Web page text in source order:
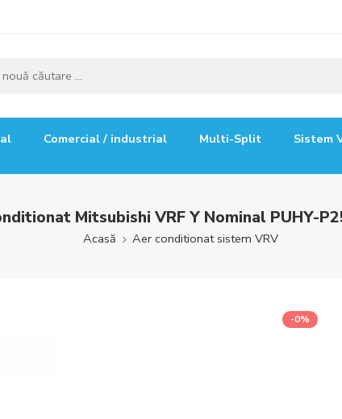
Comercial / industrial Multi-Split Sistem
Mitsubishi VRF Y Nominal PUHY-
Acasă Aer conditionat sistem VRV
-0%